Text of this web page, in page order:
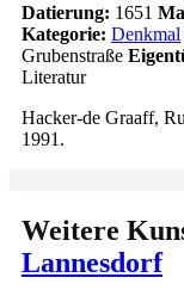
Datierung: 1651
Kategorie: Denkmal
Grubenstraße
Literatur
Hacker-de Graaff,
1991.
Weitere
Lannesdorf